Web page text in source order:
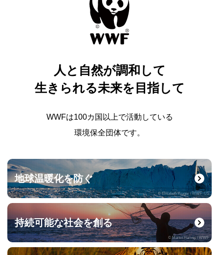
人と自然が調和して
生きられる未来を目指して
WWFは100カ国以上で活動している
環境保全団体です。
地球温暖化を防ぐ
© Elisabeth Kruger / WWF-US
持続可能な社会を創る
© Martin Harvey / WWF